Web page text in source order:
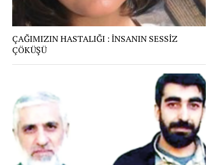
ÇAĞIMIZIN HASTALIĞI : İNSANIN SESSİZ
ÇÖKÜŞÜ